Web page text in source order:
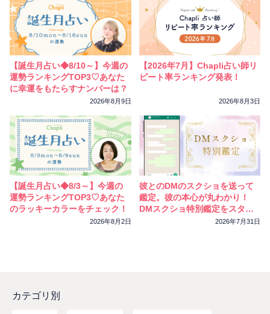
【誕生月占い◆8/10～】今週の
運勢ランキングTOP3♡あなた
に幸運をもたらすナンバーは？
2026年8月9日
【2026年7月】Chapli占い師リ
ピート率ランキング発表！
2026年8月3日
【誕生月占い◆8/3～】今週の
運勢ランキングTOP3♡あなた
のラッキーカラーをチェック！
2026年8月2日
彼とのDMのスクショを送って
鑑定。彼の本心が丸わかり！
DMスクショ特別鑑定をスター
2026年7月31日
カテゴリ別